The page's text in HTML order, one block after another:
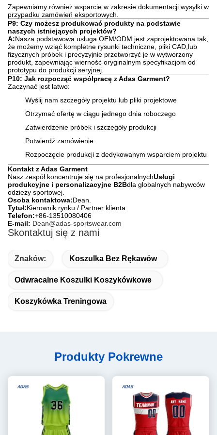
Zapewniamy również wsparcie w zakresie dokumentacji wysyłki w
przypadku zamówień eksportowych.
P9: Czy możesz produkować produkty na podstawie
naszych istniejących projektów?
A:Nasza podstawowa usługa OEM/ODM jest zaprojektowana tak,
że możemy wziąć kompletne rysunki techniczne, pliki CAD,lub
fizycznych próbek i precyzyjnie przetworzyć je w wytworzony
produkt, zapewniając wierność oryginalnym specyfikacjom od
prototypu do produkcji seryjnej.
P10: Jak rozpocząć współpracę z Adas Garment?
Zaczynać jest łatwo:
Wyślij nam szczegóły projektu lub pliki projektowe
Otrzymać ofertę w ciągu jednego dnia roboczego
Zatwierdzenie próbek i szczegóły produkcji
Potwierdź zamówienie.
Rozpoczęcie produkcji z dedykowanym wsparciem projektu
Kontakt z Adas Garment
Nasz zespół koncentruje się na profesjonalnychUsługi
produkcyjne i personalizacyjne B2Bdla globalnych nabywców
odzieży sportowej.
Osoba kontaktowa:Dean.
Tytuł:Kierownik rynku / Partner klienta
Telefon:+86-13510080406
E-mail: Dean@adas-sportswear.com
Skontaktuj się z nami
Znaków: Koszulka Bez Rękawów
Odwracalne Koszulki Koszykówkowe
Koszykówka Treningowa
Produkty Pokrewne